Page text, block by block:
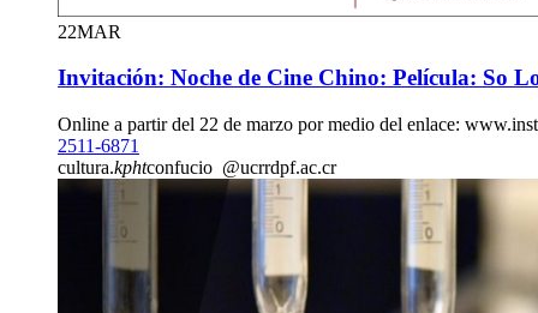
22MAR
Invitación: Noche de Cine Chino: Película: So
Online a partir del 22 de marzo por medio del enlace:
2511-6871
cultura.kphtconfucio @ucrrdpf.ac.cr